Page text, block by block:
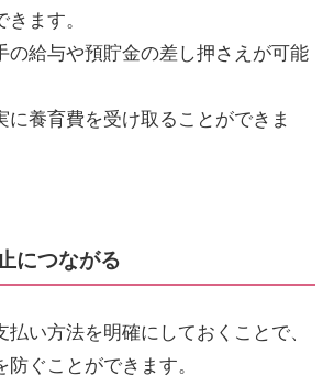
ます。
の給与や預貯金の差し押さえが可能
に養育費を受け取ることができま
につながる
い方法を明確にしておくことで、
ぐことができます。